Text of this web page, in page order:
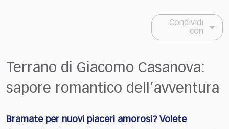
Condividi
con
Terrano di Giacomo Casanova:
sapore romantico dell’avventura
Bramate per nuovi piaceri amorosi? Volete